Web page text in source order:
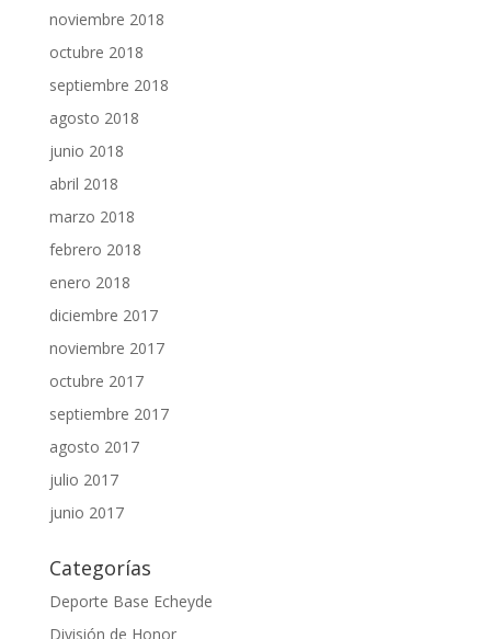
noviembre 2018
octubre 2018
septiembre 2018
agosto 2018
junio 2018
abril 2018
marzo 2018
febrero 2018
enero 2018
diciembre 2017
noviembre 2017
octubre 2017
septiembre 2017
agosto 2017
julio 2017
junio 2017
Categorías
Deporte Base Echeyde
División de Honor